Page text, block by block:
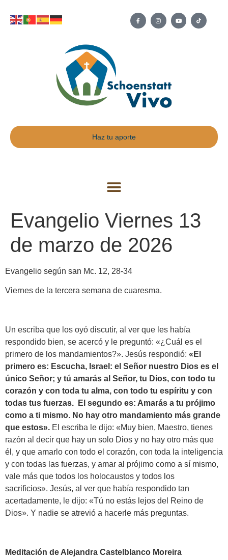
Haz tu aporte
Evangelio Viernes 13
de marzo de 2026
Evangelio según san Mc. 12, 28-34
Viernes de la tercera semana de cuaresma.
Un escriba que los oyó discutir, al ver que les había
respondido bien, se acercó y le preguntó: «¿Cuál es el
primero de los mandamientos?». Jesús respondió: «El
primero es: Escucha, Israel: el Señor nuestro Dios es el
único Señor; y tú amarás al Señor, tu Dios, con todo tu
corazón y con toda tu alma, con todo tu espíritu y con
todas tus fuerzas. El segundo es: Amarás a tu prójimo
como a ti mismo. No hay otro mandamiento más grande
que estos». El escriba le dijo: «Muy bien, Maestro, tienes
razón al decir que hay un solo Dios y no hay otro más que
él, y que amarlo con todo el corazón, con toda la inteligencia
y con todas las fuerzas, y amar al prójimo como a sí mismo,
vale más que todos los holocaustos y todos los
sacrificios». Jesús, al ver que había respondido tan
acertadamente, le dijo: «Tú no estás lejos del Reino de
Dios». Y nadie se atrevió a hacerle más preguntas.
Meditación de Alejandra Castelblanco Moreira